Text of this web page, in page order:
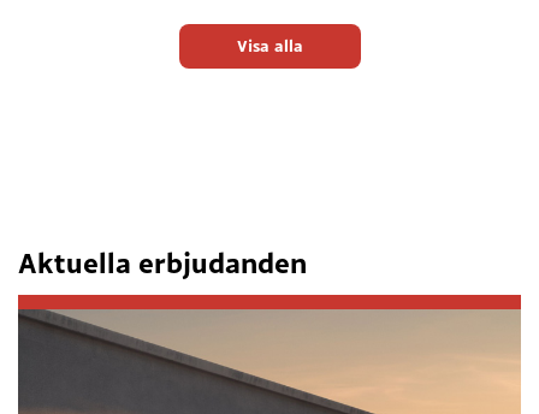
Visa alla
Aktuella erbjudanden